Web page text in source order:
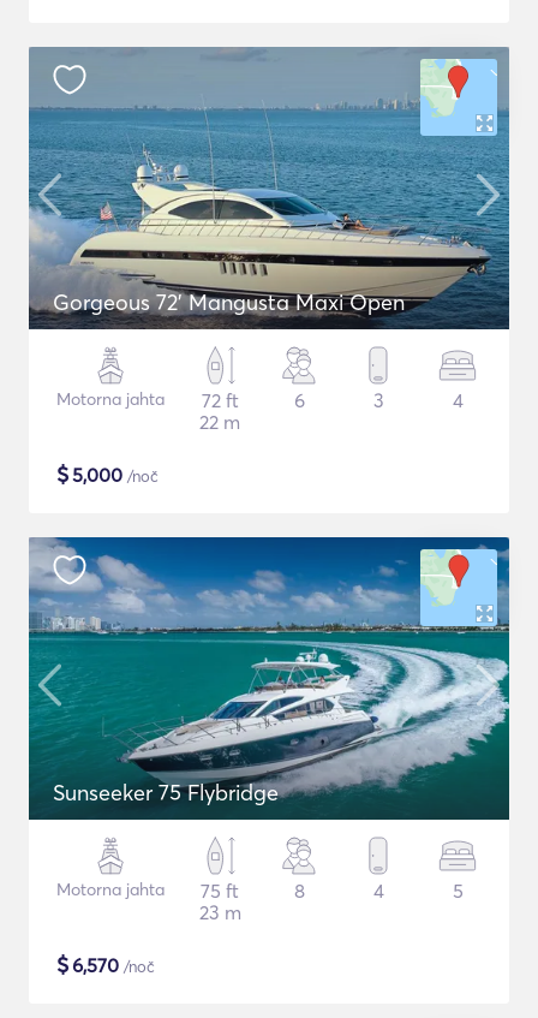
Gorgeous 72' Mangusta Maxi Open
Motorna jahta
72 ft
22 m
6 3 4
$5,000 /noč
Sunseeker 75 Flybridge
Motorna jahta
75 ft
23 m
8 4 5
$6,570 /noč